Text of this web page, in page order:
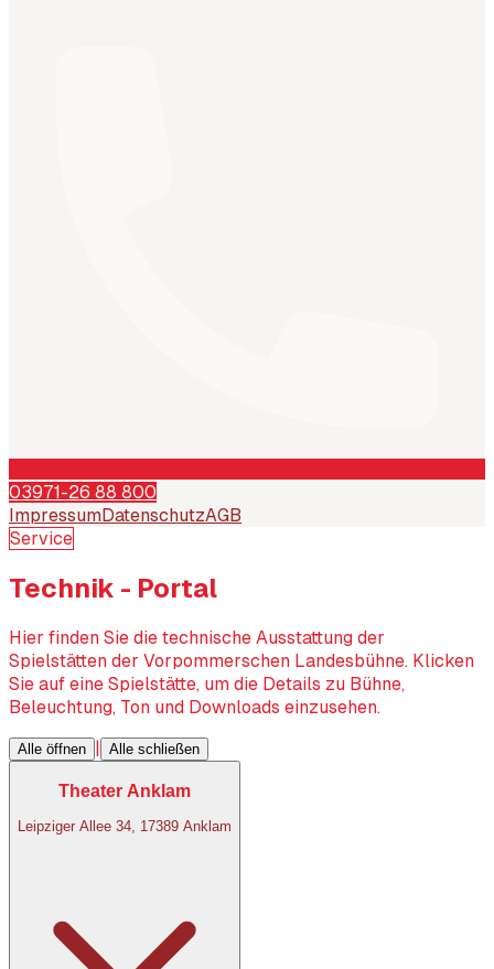
03971-26 88 800
Impressum DatenschutzAGB
Service
Technik - Portal
Hier finden Sie die technische Ausstattung der
Spielstätten der Vorpommerschen Landesbühne. Klicken
Sie auf eine Spielstätte, um die Details zu Bühne,
Beleuchtung, Ton und Downloads einzusehen.
Alle öffnen Alle schließen
Theater Anklam
Leipziger Allee 34, 17389 Anklam